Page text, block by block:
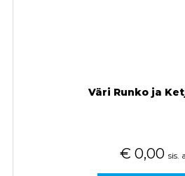
Väri Runko ja
€ 0,00 sis.